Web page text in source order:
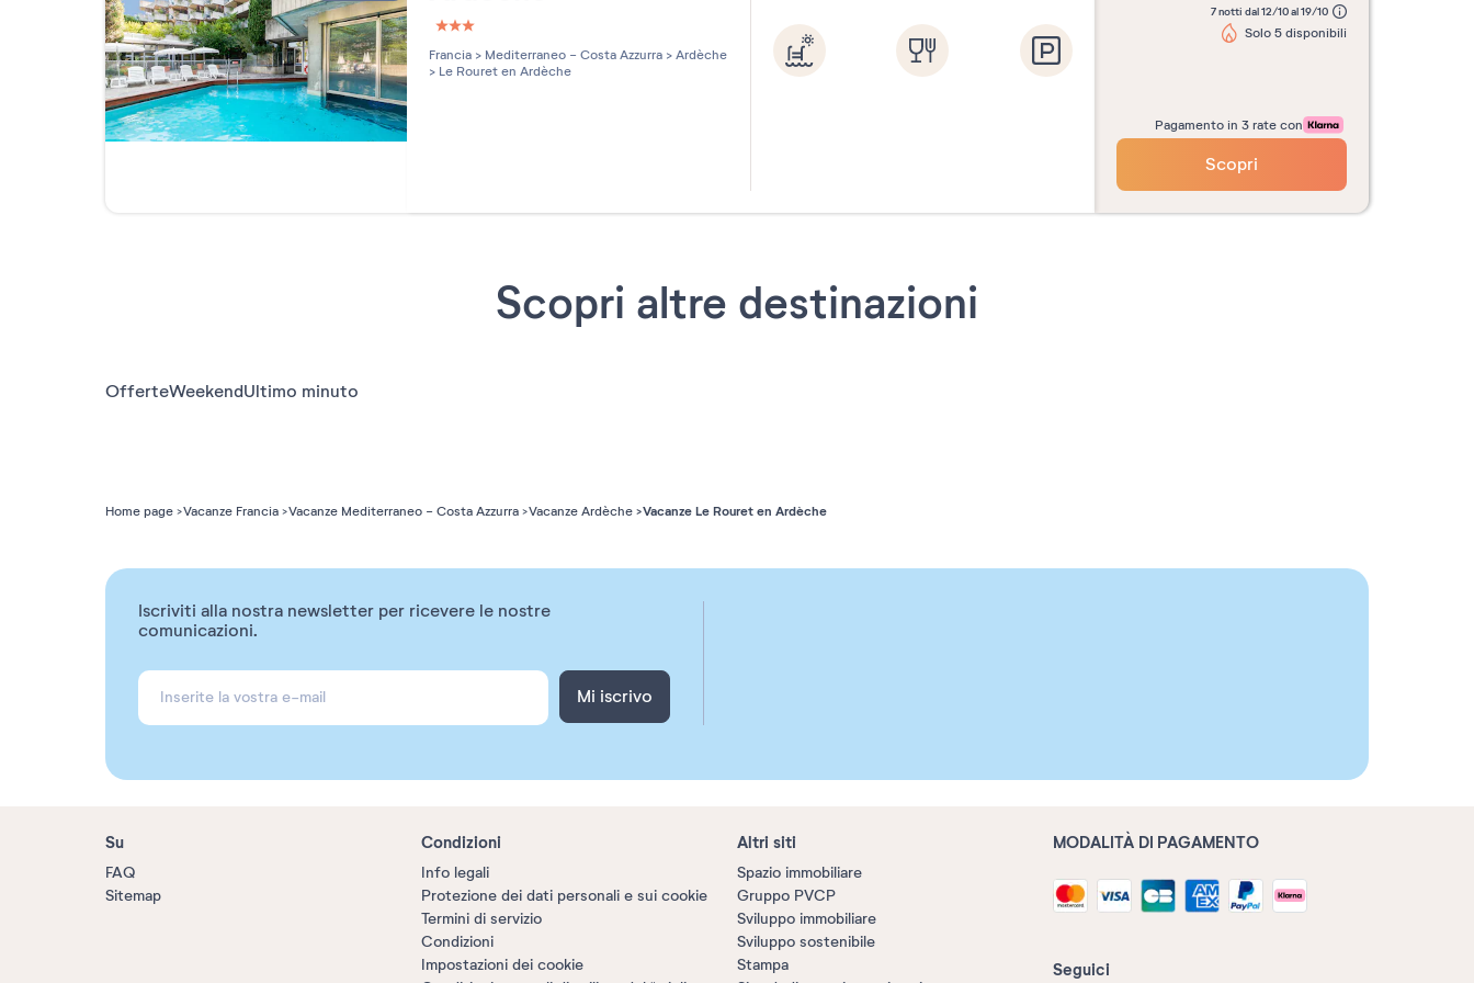
3 étoiles sur 5
Francia > Mediterraneo - Costa Azzurra > Ardèche
> Le Rouret en Ardèche
7 notti dal 12/10 al 19/10
Solo 5 disponibili
Pagamento in 3 rate con
Scopri
Scopri altre destinazioni
OfferteWeekendUltimo minuto
Home page Vacanze Francia Vacanze Mediterraneo - Costa Azzurra Vacanze Ardèche Vacanze Le Rouret en Ardèche
Iscriviti alla nostra newsletter per ricevere le nostre
comunicazioni.
Mi iscrivo
Su
FAQ
Sitemap
Condizioni
Info legali
Protezione dei dati personali e sui cookie
Termini di servizio
Condizioni
Impostazioni dei cookie
Altri siti
Spazio immobiliare
Gruppo PVCP
Sviluppo immobiliare
Sviluppo sostenibile
Stampa
MODALITÀ DI PAGAMENTO
Seguici